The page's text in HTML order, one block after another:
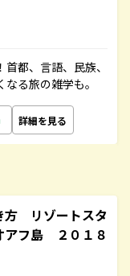
都、言語、民族、
る旅の雑学も。
詳細を見る
方 リゾートスタ
フ島 ２０１８